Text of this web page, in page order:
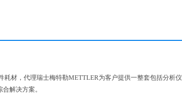
材，代理瑞士梅特勒METTLER为客户提供一整套包括分析仪
解决方案。